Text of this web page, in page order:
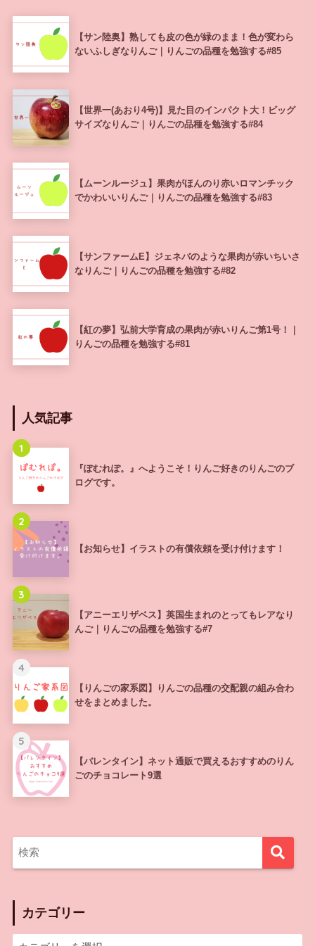
【サン陸奥】熟しても皮の色が緑のまま！色が変わら
ないふしぎなりんご｜りんごの品種を勉強する#85
【世界一(あおり4号)】見た目のインパクト大！ビッグ
サイズなりんご｜りんごの品種を勉強する#84
【ムーンルージュ】果肉がほんのり赤いロマンチック
でかわいいりんご｜りんごの品種を勉強する#83
【サンファームE】ジェネバのような果肉が赤いちいさ
なりんご｜りんごの品種を勉強する#82
【紅の夢】弘前大学育成の果肉が赤いりんご第1号！｜
りんごの品種を勉強する#81
人気記事
1
『ぽむれぽ。』へようこそ！りんご好きのりんごのブ
ログです。
2
【お知らせ】イラストの有償依頼を受け付けます！
3
【アニーエリザベス】英国生まれのとってもレアなり
んご｜りんごの品種を勉強する#7
4
【りんごの家系図】りんごの品種の交配親の組み合わ
せをまとめました。
5
【バレンタイン】ネット通販で買えるおすすめのりん
ごのチョコレート9選
カテゴリー